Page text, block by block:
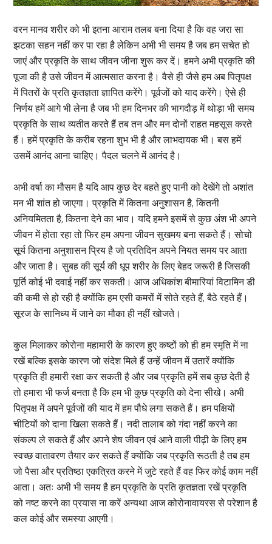
वरन मानव शरीर को भी इतना आराम तलब बना दिया है कि वह जरा सा
झटका सहन नहीं कर पा रहा है लेकिन अभी भी समय है जब हम सचेत हो
जाएं और प्रकृति के साथ जीवन जीना शुरू कर दें। हमने अभी प्रकृति की
पूजा की है उसे जीवन में आत्मसात करना है। वैसे ही जैसे हम अब पितृपक्ष
में पितरों के प्रति कृतज्ञता ज्ञापित करेंगे। पूर्वजों को याद करेंगे। ऐसे ही
निर्णय हमें आगे भी लेना है जब भी हम दिनभर की भागदौड़ में थोड़ा भी समय
प्रकृति के साथ व्यतीत करते हैं तब तन और मन दोनों राहत महसूस करते
हैं। हमें प्रकृति के करीब रहना शुभ भी है और लाभदायक भी। बस हमें
उसमें आनंद आना चाहिए। पैदल चलने में आनंद है।
अभी वर्षा का मौसम है यदि आप कुछ देर बहते हुए पानी को देखेंगे तो अशांत
मन भी शांत हो जाएगा। प्रकृति में कितना अनुशासन है, कितनी
अनियमितता है, कितना देने का भाव। यदि हमने इसमें से कुछ अंश भी अपने
जीवन में होता रहा तो फिर हम अपना जीवन सुखमय बना सकते हैं। सोचो
सूर्य कितना अनुशासन प्रिय है जो प्रतिदिन अपने नियत समय पर आता
और जाता है। सुबह की सूर्य की धूप शरीर के लिए बेहद जरूरी है जिसकी
पूर्ति कोई भी दवाई नहीं कर सकती। आज अधिकांश बीमारियां विटामिन डी
की कमी से हो रही है क्योंकि हम एसी कमरों में सोते रहते हैं, बैठे रहते हैं।
सूरज के सानिध्य में जाने का मौका ही नहीं खोजते।
कुल मिलाकर कोरोना महामारी के कारण हुए कष्टों को ही हम स्मृति में ना
रखें बल्कि इसके कारण जो संदेश मिले हैं उन्हें जीवन में उतारें क्योंकि
प्रकृति ही हमारी रक्षा कर सकती है और जब प्रकृति हमें सब कुछ देती है
तो हमारा भी फर्ज बनता है कि हम भी कुछ प्रकृति को देना सीखे। अभी
पितृपक्ष में अपने पूर्वजों की याद में हम पौधे लगा सकते हैं। हम पक्षियों
चीटियों को दाना खिला सकते हैं। नदी तालाब को गंदा नहीं करने का
संकल्प ले सकते हैं और अपने शेष जीवन एवं आने वाली पीढ़ी के लिए हम
स्वच्छ वातावरण तैयार कर सकते हैं क्योंकि जब प्रकृति रूठती है तब हम
जो पैसा और प्रतिष्ठा एकत्रित करने में जुटे रहते हैं वह फिर कोई काम नहीं
आता। अतः अभी भी समय है हम प्रकृति के प्रति कृतज्ञता रखें प्रकृति
को नष्ट करने का प्रयास ना करें अन्यथा आज कोरोनावायरस से परेशान है
कल कोई और समस्या आएगी।